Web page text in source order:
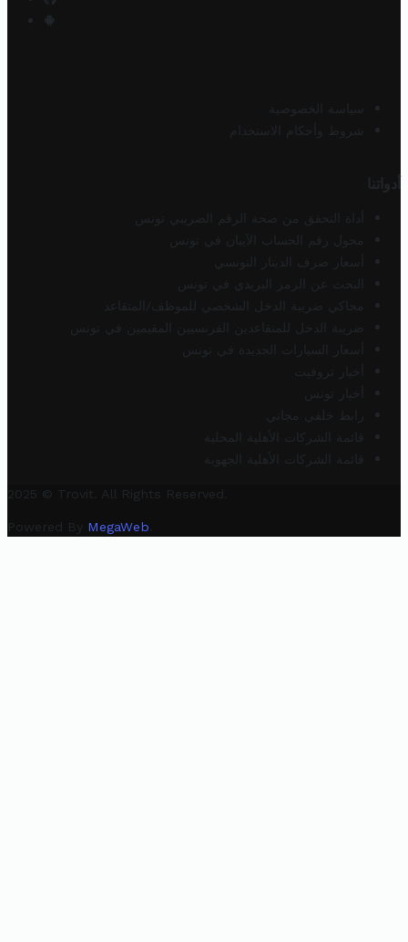
سياسة الخصوصية
شروط وأحكام الاستخدام
أدواتنا
أداة التحقق من صحة الرقم الضريبي تونس
محول رقم الحساب الآيبان في تونس
أسعار صرف الدينار التونسي
البحث عن الرمز البريدي في تونس
محاكي ضريبة الدخل الشخصي للموظف/المتقاعد
ضريبة الدخل للمتقاعدين الفرنسيين المقيمين في تونس
أسعار السيارات الجديدة في تونس
أخبار تروفيت
أخبار تونس
رابط خلفي مجاني
قائمة الشركات الأهلية المحلية
قائمة الشركات الأهلية الجهوية
2025 © Trovit. All Rights Reserved.
Powered By MegaWeb